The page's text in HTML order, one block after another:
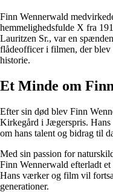
Finn Wennerwald
hemmelighedsfulde X fra
Lauritzen Sr., var en
flådeofficer i filmen, der
historie.
Et Minde om
Efter sin død blev Finn
Kirkegård i Jægerspris.
om hans talent og bidrag til
Med sin passion for
Finn Wennerwald efterladt
Hans værker og film vil
generationer.